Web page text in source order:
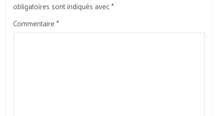
obligatoires sont indiqués avec*
Commentaire*